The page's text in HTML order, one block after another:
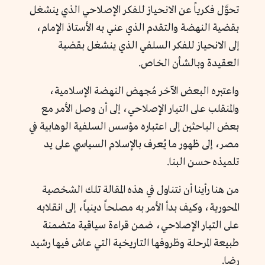
تحوَّل فكرياً عن الانحياز للفكر الإصلاحي الذي ينشغل
بقضية النهضة والتقدم الذي عني به الأستاذ الإمام،
إلى الانحياز للفكر السلفي الذي ينشغل بقضية
العقيدة وبالشأن الخاص.
واعتبره البعض الآخر مُجهض النهضة الإسلامية،
والمنقلب على التيار الإصلاحي، إلى أن وصل الأمر مع
بعض الباحثين إلى اعتباره مؤسس السلفية الوهابية في
مصر، إلى ظهور ما يُعرف بالإسلام السياسي على يد
تلميذه حسن البنا.
من هنا رأينا أن نتناول في هذه المقالة تلك الشخصية
المحورية، وكيف بدأ الأمر به مصلحاً دينياً، إلى انقلابه
على التيار الإصلاحي، ضمن قراءة سياقية متضمنة
طبيعة المرحلة وظروفها التاريخية التي عاش فيها رشيد
رضا.